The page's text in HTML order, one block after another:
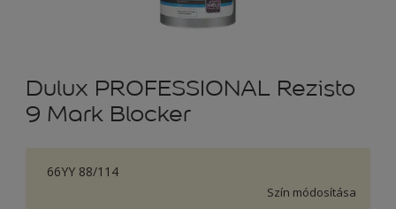
Dulux PROFESSIONAL Rezisto
9 Mark Blocker
66YY 88/114
Szín módosítása